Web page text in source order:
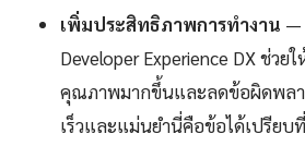
เพิ่มประสิทธิภาพการทำงาน —
Developer Experience DX ช่วย
คุณภาพมากขึ้นและลดข้อผิดพลา
เร็วและแม่นยำนี่คือข้อได้เปรีย